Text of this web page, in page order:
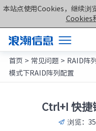
本站点使用Cookies，继续浏
Cookies
产品
解决方案
首页> 常见问题 > RAID阵
模式下RAID阵列配置
Ctrl+I 快
浏览：